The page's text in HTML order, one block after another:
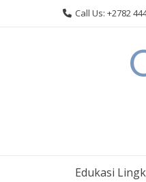
Call Us: +2782
Edukasi